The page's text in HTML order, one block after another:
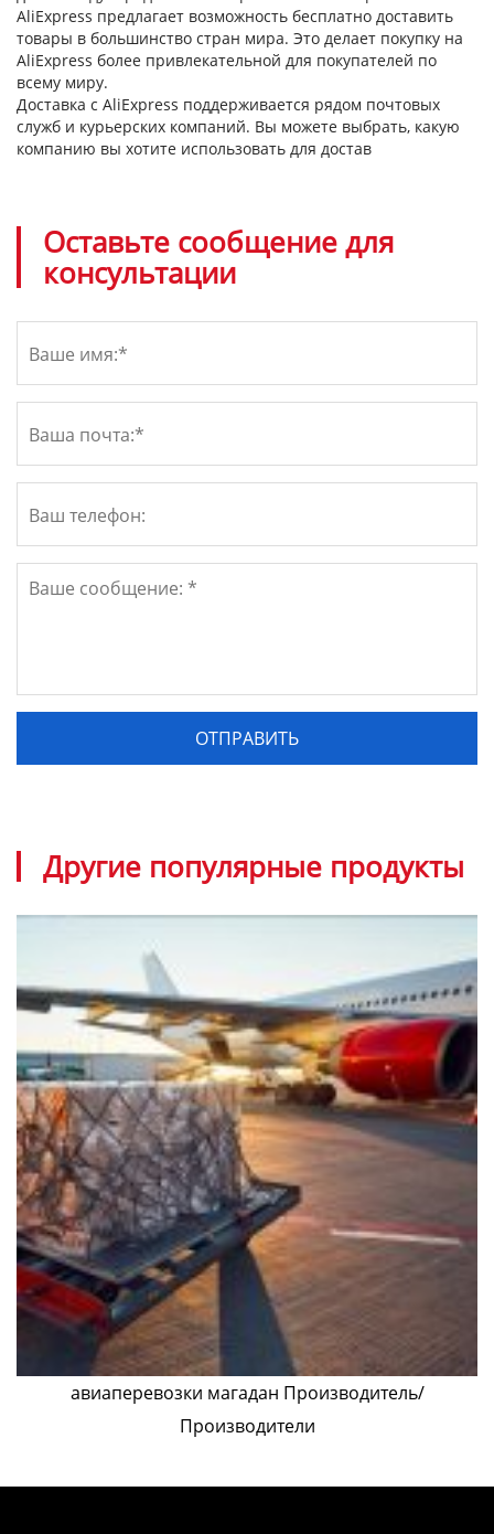
AliExpress предлагает возможность бесплатно доставить
товары в большинство стран мира. Это делает покупку на
AliExpress более привлекательной для покупателей по
всему миру.
Доставка с AliExpress поддерживается рядом почтовых
служб и курьерских компаний. Вы можете выбрать, какую
компанию вы хотите использовать для достав
Оставьте сообщение для
консультации
Другие популярные продукты
авиаперевозки магадан Производитель/
Производители